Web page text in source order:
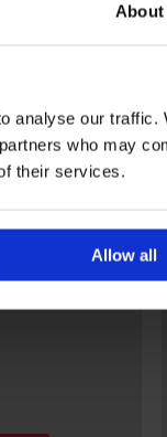
About
analyse our traffic.
who may
their services.
Allow all